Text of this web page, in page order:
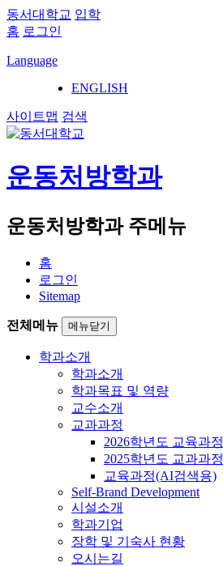
동서대학교 입학
홈 로그인
Language
ENGLISH
사이트맵 검색
운동처방학과
운동처방학과 주메뉴
홈
로그인
Sitemap
전체메뉴 메뉴닫기
학과소개
학과소개
학과목표 및 역량
교수소개
교과과정
2026학년도 교육과정
2025학년도 교과과정
교육과정(AI검색용)
Self-Brand Development
시설소개
학과기업
장학 및 기숙사 현황
오시는길